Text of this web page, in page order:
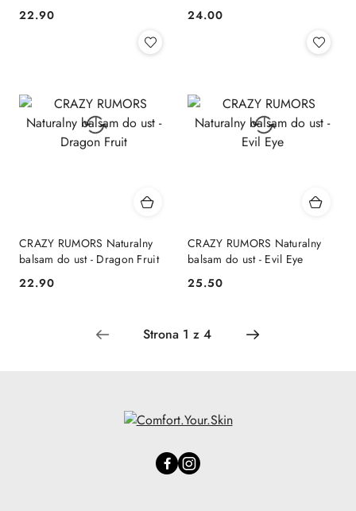
Cena:
22.90 Cena:
24.00
CRAZY RUMORS Naturalny
balsam do ust - Dragon Fruit
Cena:
22.90
CRAZY RUMORS Naturalny
balsam do ust - Evil Eye
Cena:
25.50